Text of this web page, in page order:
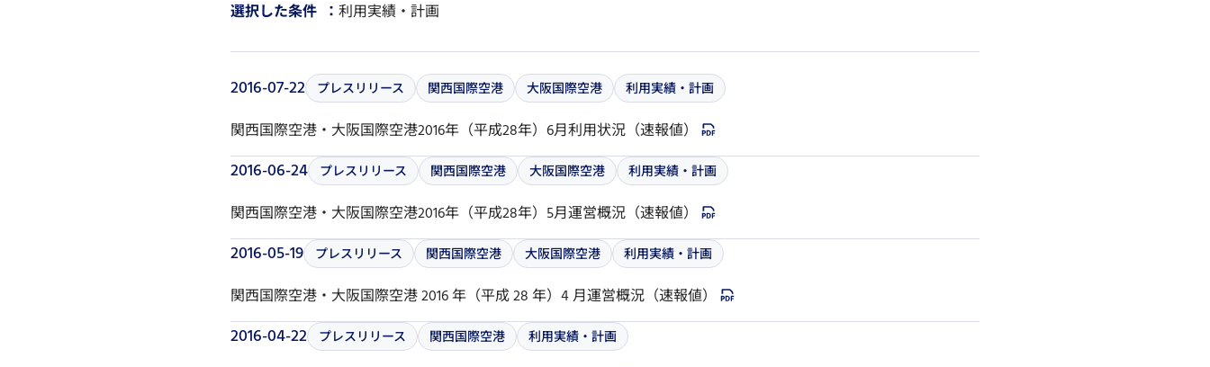
選択した条件 利用実績・計画
2016-07-22 プレスリリース 関西国際空港 大阪国際空港 利用実績・計画
関西国際空港・大阪国際空港2016年（平成28年）6月利用状況（速報値）
2016-06-24 プレスリリース 関西国際空港 大阪国際空港 利用実績・計画
関西国際空港・大阪国際空港2016年（平成28年）5月運営概況（速報値）
2016-05-19 プレスリリース 関西国際空港 大阪国際空港 利用実績・計画
関西国際空港・大阪国際空港 2016 年（平成 28 年）4 月運営概況（速報値）
2016-04-22 プレスリリース 関西国際空港 利用実績・計画